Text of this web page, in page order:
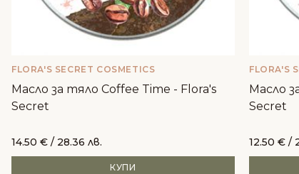
FLORA'S SECRET COSMETICS
Масло за тяло Coffee Time - Flora's
Secret
14.50 € / 28.36 лв.
КУПИ
FLORA'S
Масло
Secret
12.50 € /